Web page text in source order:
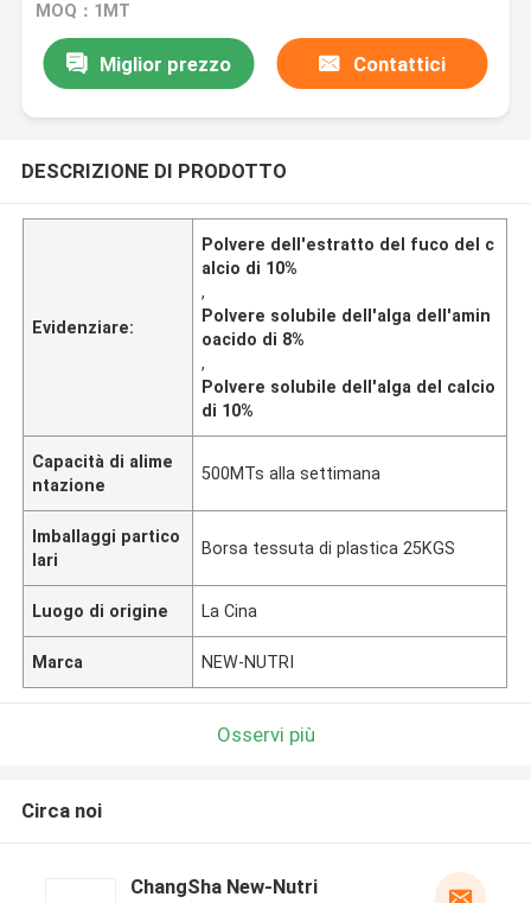
MOQ：1MT
Miglior prezzo Contattici
DESCRIZIONE DI PRODOTTO
Evidenziare:
Polvere dell'estratto del fuco del c
alcio di 10%
,
Polvere solubile dell'alga dell'amin
oacido di 8%
,
Polvere solubile dell'alga del calcio
di 10%
Capacità di alime
ntazione
500MTs alla settimana
Imballaggi partico
lari
Borsa tessuta di plastica 25KGS
Luogo di origine La Cina
Marca NEW-NUTRI
Osservi più
Circa noi
ChangSha New-Nutri